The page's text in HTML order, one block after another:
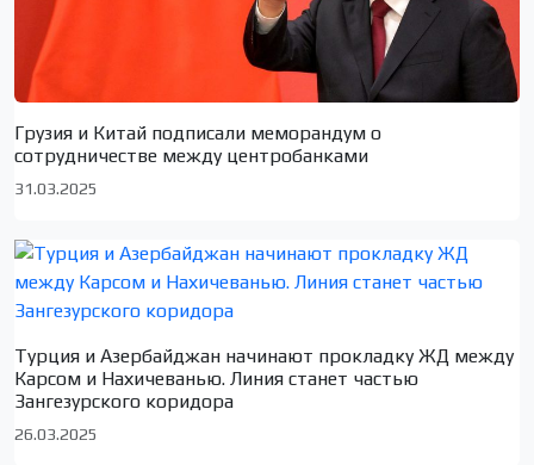
Грузия и Китай подписали меморандум о
сотрудничестве между центробанками
31.03.2025
Турция и Азербайджан начинают прокладку ЖД между
Карсом и Нахичеванью. Линия станет частью
Зангезурского коридора
26.03.2025